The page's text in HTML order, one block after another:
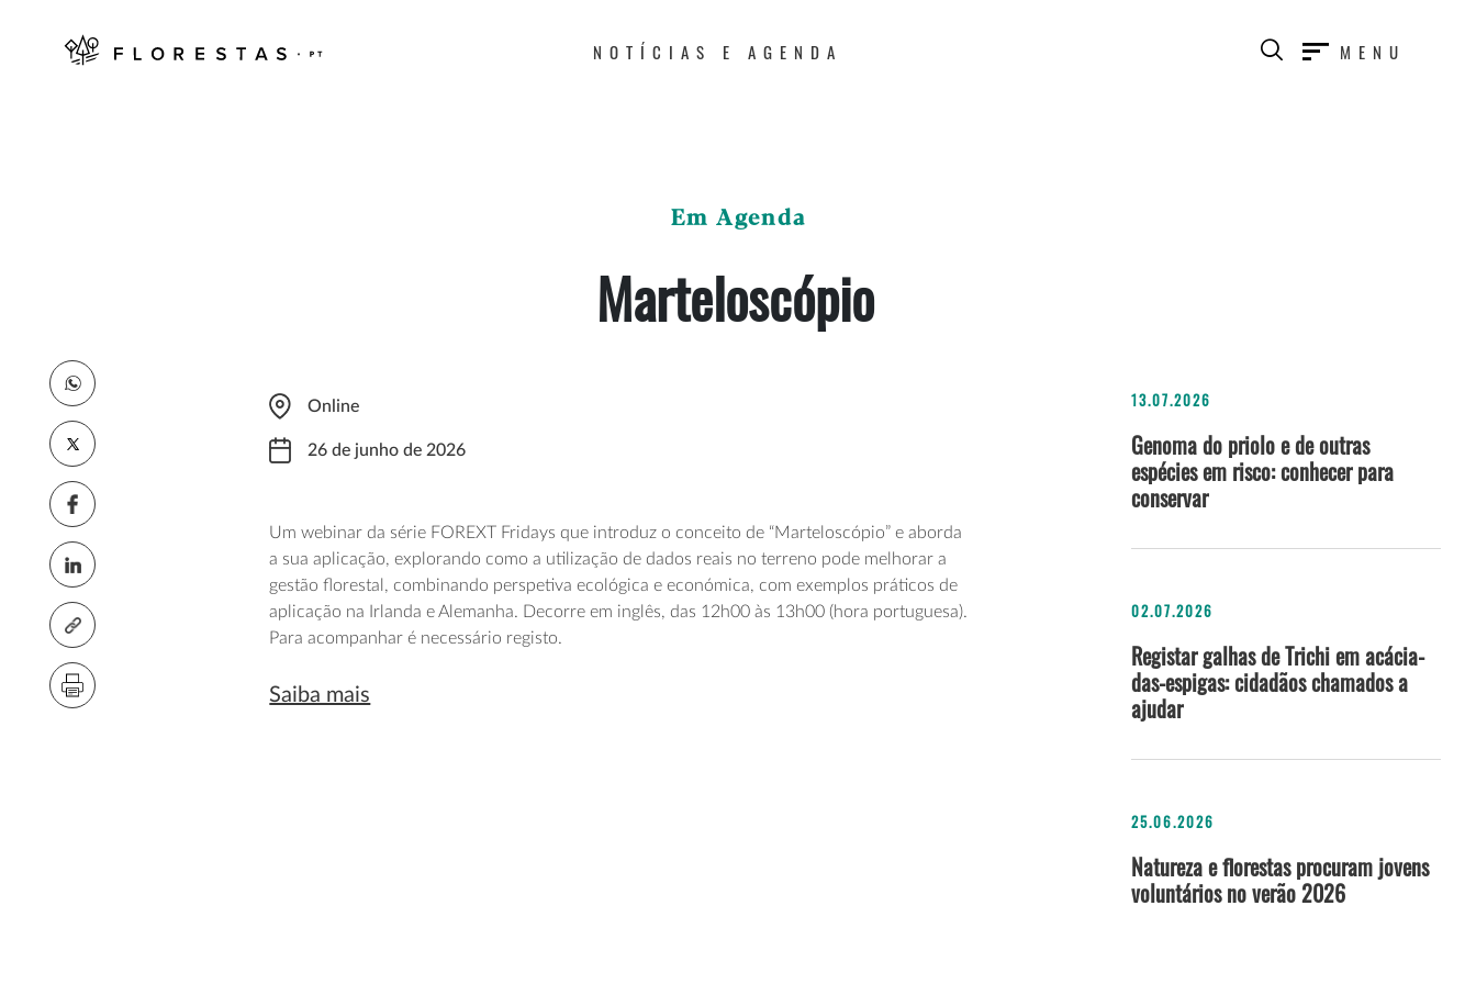
NOTÍCIAS E AGENDA MENU
Em Agenda
Marteloscópio
Online
26 de junho de 2026
Um webinar da série FOREXT Fridays que introduz o conceito de “Marteloscópio” e aborda
a sua aplicação, explorando como a utilização de dados reais no terreno pode melhorar a
gestão florestal, combinando perspetiva ecológica e económica, com exemplos práticosde
aplicação na Irlanda e Alemanha. Decorre em inglês, das 12h00 às 13h00 (hora portuguesa).
Para acompanhar é necessário registo.
Saiba mais
13.07.2026
Genoma do priolo e de outras
espécies em risco: conhecer para
conservar
02.07.2026
Registar galhas de Trichi em acácia-
das-espigas: cidadãos chamados a
ajudar
25.06.2026
Natureza e florestas procuram jovens
voluntários no verão 2026